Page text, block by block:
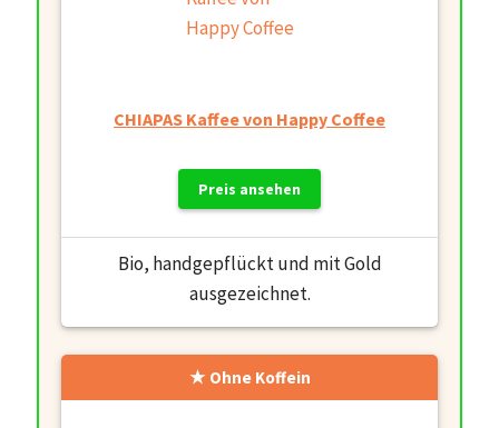
CHIAPAS Kaffee von Happy Coffee
Preis ansehen
Bio, handgepflückt und mit Gold
ausgezeichnet.
Ohne Koffein